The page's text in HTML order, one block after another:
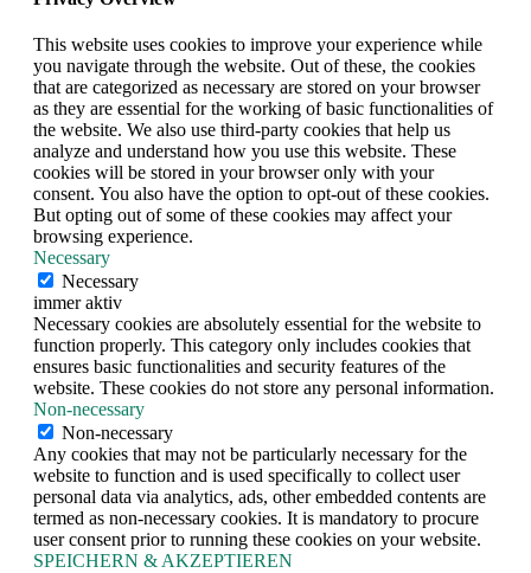
This website uses cookies to improve your experience while
you navigate through the website. Out of these, the cookies
that are categorized as necessary are stored on your browser
as they are essential for the working of basic functionalities of
the website. We also use third-party cookies that help us
analyze and understand how you use this website. These
cookies will be stored in your browser only with your
consent. You also have the option to opt-out of these cookies.
But opting out of some of these cookies may affect your
browsing experience.
Necessary
Necessary
immer aktiv
Necessary cookies are absolutely essential for the website to
function properly. This category only includes cookies that
ensures basic functionalities and security features of the
website. These cookies do not store any personal information.
Non-necessary
Non-necessary
Any cookies that may not be particularly necessary for the
website to function and is used specifically to collect user
personal data via analytics, ads, other embedded contents are
termed as non-necessary cookies. It is mandatory to procure
user consent prior to running these cookies on your website.
SPEICHERN & AKZEPTIEREN